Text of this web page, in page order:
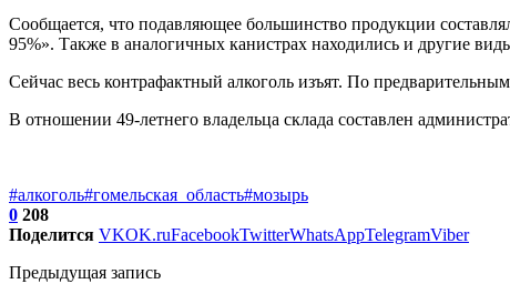
Сообщается, что подавляющее большинство продукции
95%». Также в аналогичных канистрах находились и другие
Сейчас весь контрафактный алкоголь изъят. По
В отношении 49-летнего владельца склада составлен
#алкоголь#гомельская_область#мозырь
0 208
Поделится VKOK.ruFacebookTwitterWhatsAppTelegramViber
Предыдущая запись